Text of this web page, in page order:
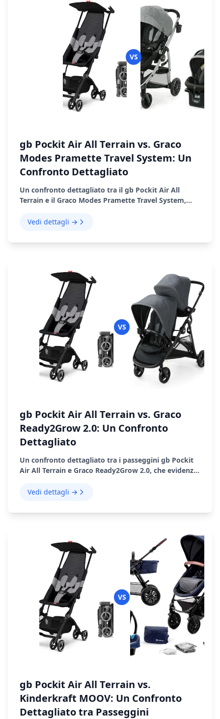
VS
gb Pockit Air All Terrain vs. Graco
Modes Pramette Travel System: Un
Confronto Dettagliato
Un confronto dettagliato tra il gb Pockit Air All
Terrain e il Graco Modes Pramette Travel System,
mondo reale
Vedi dettagli →
VS
gb Pockit Air All Terrain vs. Graco
Ready2Grow 2.0: Un Confronto
Dettagliato
Un confronto dettagliato tra i passeggini gb Pockit
Air All Terrain e Graco Ready2Grow 2.0, che evidenzia
Vedi dettagli →
VS
gb Pockit Air All Terrain vs.
Kinderkraft MOOV: Un Confronto
Dettagliato tra Passeggini